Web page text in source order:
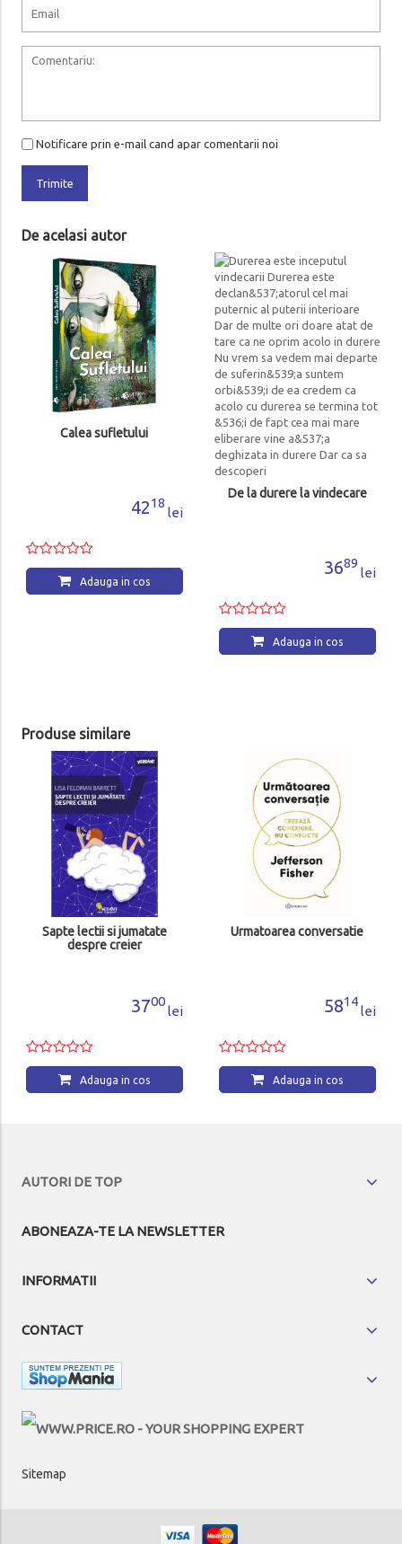
Notificare prin e-mail cand apar comentarii noi
Trimite
De acelasi autor
Calea sufletului
4218
lei
Adauga in cos
De la durere la vindecare
3689
lei
Adauga in cos
Produse similare
Sapte lectii si jumatate
despre creier
3700
lei
Adauga in cos
Urmatoarea conversatie
5814
lei
Adauga in cos
AUTORI DE TOP
ABONEAZA-TE LA NEWSLETTER
INFORMATII
CONTACT
Sitemap